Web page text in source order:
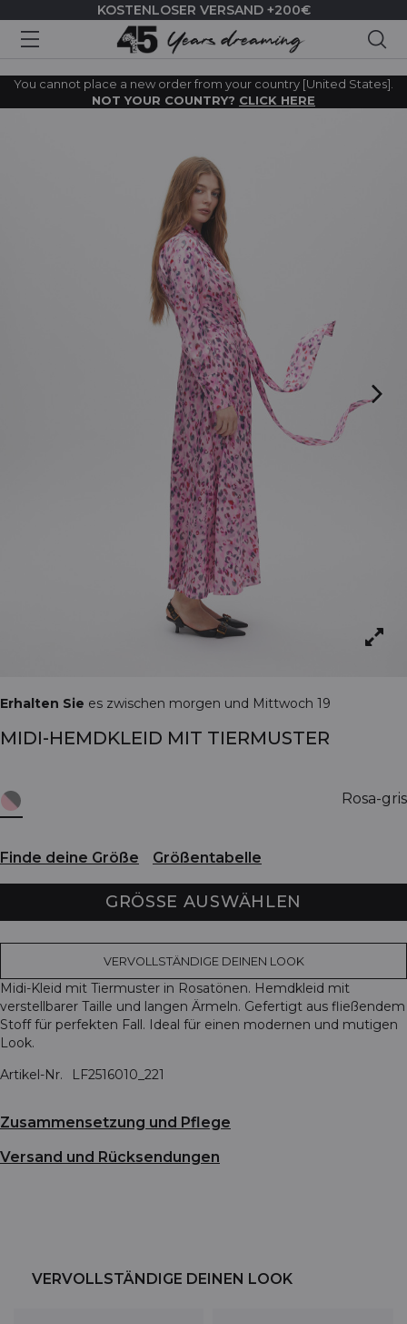
KOSTENLOSER VERSAND +200€
You cannot place a new order from your country [United States].
NOT YOUR COUNTRY? CLICK HERE
Erhalten Sie es zwischen morgen und Mittwoch 19
MIDI-HEMDKLEID MIT TIERMUSTER
Rosa-gris
Finde deine Größe Größentabelle
GRÖSSE AUSWÄHLEN
VERVOLLSTÄNDIGE DEINEN LOOK
Midi-Kleid mit Tiermuster in Rosatönen. Hemdkleid mit
verstellbarer Taille und langen Ärmeln. Gefertigt aus fließendem
Stoff für perfekten Fall. Ideal für einen modernen und mutigen
Look.
Artikel-Nr.
LF2516010_221
Zusammensetzung und Pflege
Versand und Rücksendungen
VERVOLLSTÄNDIGE DEINEN LOOK